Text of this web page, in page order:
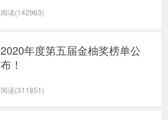
阅读(142963)
2020年度第五届金柚奖榜单公
布！
阅读(311851)